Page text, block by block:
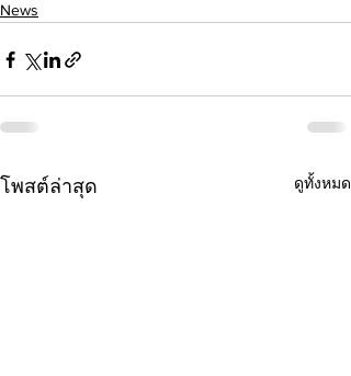
News
โพสต์ล่าสุด ดูทั้งหมด